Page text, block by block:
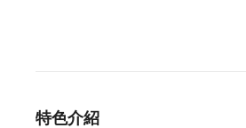
特色介紹